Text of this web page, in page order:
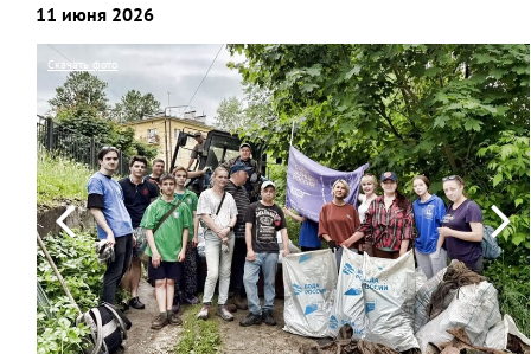
11 июня 2026
Скачать фото